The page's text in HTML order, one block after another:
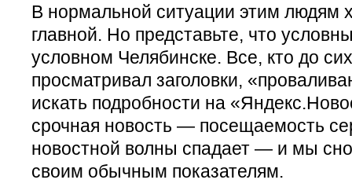
В нормальной ситуации этим людям
главной. Но представьте, что
условном Челябинске. Все, кто до
просматривал заголовки,
искать подробности на
срочная новость — посещаемость
новостной волны спадает — и мы
своим обычным показателям.